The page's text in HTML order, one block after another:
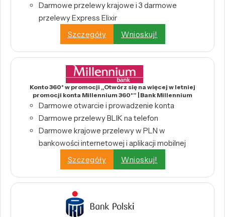
Darmowe przelewy krajowe i 3 darmowe
przelewy Express Elixir
Szczegóły
Wnioskuj!
Konto 360° w promocji „Otwórz się na więcej w letniej
promocji konta Millennium 360°” | Bank Millennium
Darmowe otwarcie i prowadzenie konta
Darmowe przelewy BLIK na telefon
Darmowe krajowe przelewy w PLN w
bankowości internetowej i aplikacji mobilnej
Szczegóły
Wnioskuj!